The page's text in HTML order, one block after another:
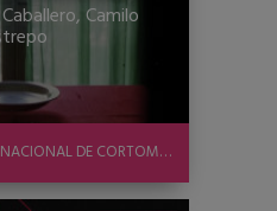
Camilo
CONCURSO INTERNACIONAL DE CORTOMETRAJE